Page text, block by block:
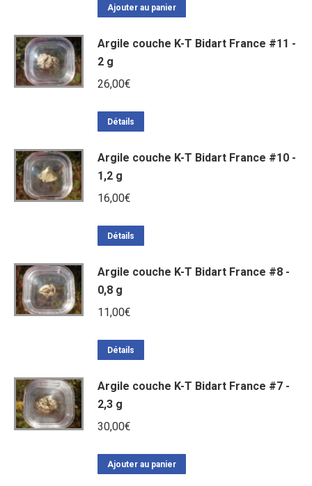
initial
250,00€.210,00€.
Ajouter au panier
Argile couche K-T Bidart France #11 -
2 g
26,00€
Détails
Argile couche K-T Bidart France #10 -
1,2 g
16,00€
Détails
Argile couche K-T Bidart France #8 -
0,8 g
11,00€
Détails
Argile couche K-T Bidart France #7 -
2,3 g
30,00€
Ajouter au panier